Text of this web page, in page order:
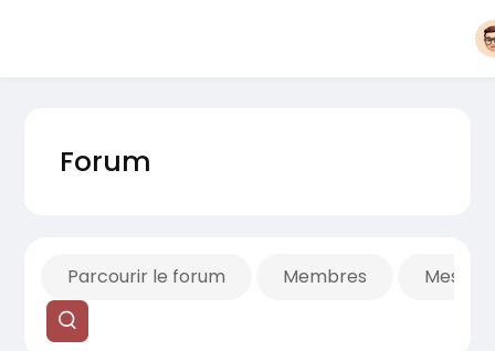
Forum
Parcourir le forum Membres Mes fils